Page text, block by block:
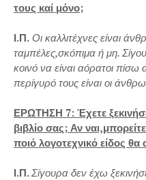
τους καί μόνο;
Ι.Π. Οι καλλιτέχνες είναι
ταμπέλες,σκόπιμα ή μη.
κοινό να είναι αόρατοι
περίγυρό τους είναι οι
ΕΡΩΤΗΣΗ 7: Έχετε
βιβλίο σας; Αν
ποιό λογοτεχνικό είδος θα
Ι.Π.Σίγουρα δεν έχω